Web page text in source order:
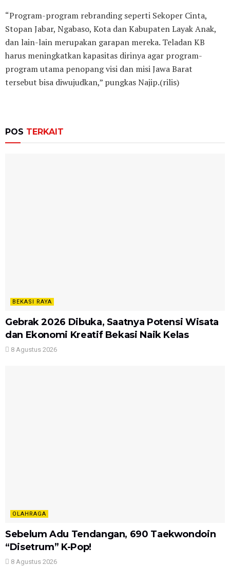
“Program-program rebranding seperti Sekoper Cinta,
Stopan Jabar, Ngabaso, Kota dan Kabupaten Layak Anak,
dan lain-lain merupakan garapan mereka. Teladan KB
harus meningkatkan kapasitas dirinya agar program-
program utama penopang visi dan misi Jawa Barat
tersebut bisa diwujudkan,” pungkas Najip.(rilis)
POS TERKAIT
BEKASI RAYA
Gebrak 2026 Dibuka, Saatnya Potensi Wisata
dan Ekonomi Kreatif Bekasi Naik Kelas
8 Agustus 2026
OLAHRAGA
Sebelum Adu Tendangan, 690 Taekwondoin
“Disetrum” K-Pop!
8 Agustus 2026